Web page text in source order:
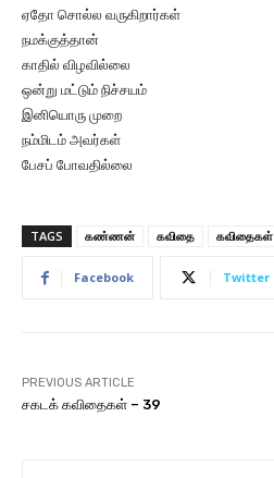
ஏதோ சொல்ல வருகிறார்கள்
நமக்குத்தான்
காதில் விழவில்லை
ஒன்று மட்டும் நிச்சயம்
இனியொரு முறை
நம்மிடம் அவர்கள்
பேசப் போவதில்லை
TAGS கண்ணன் கவிதை கவிதைகள்
Facebook Twitter
PREVIOUS ARTICLE
சகடக் கவிதைகள் – 39